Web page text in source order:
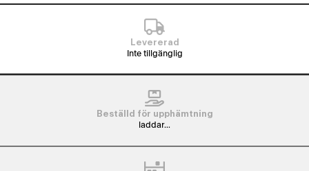
Levererad
Inte tillgänglig
Beställd för upphämtning
laddar...